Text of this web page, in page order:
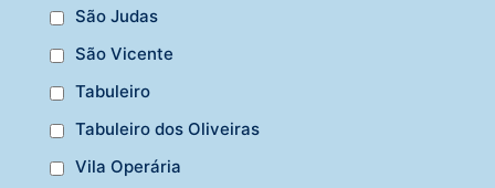
São Judas
São Vicente
Tabuleiro
Tabuleiro dos Oliveiras
Vila Operária